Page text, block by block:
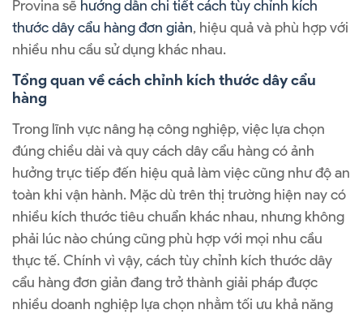
Provina sẽ hướng dẫn chi tiết cách tùy chỉnh kích
thước dây cẩu hàng đơn giản, hiệu quả và phù hợp với
nhiều nhu cầu sử dụng khác nhau.
Tổng quan về cách chỉnh kích thước dây cẩu
hàng
Trong lĩnh vực nâng hạ công nghiệp, việc lựa chọn
đúng chiều dài và quy cách dây cẩu hàng có ảnh
hưởng trực tiếp đến hiệu quả làm việc cũng như độ an
toàn khi vận hành. Mặc dù trên thị trường hiện nay có
nhiều kích thước tiêu chuẩn khác nhau, nhưng không
phải lúc nào chúng cũng phù hợp với mọi nhu cầu
thực tế. Chính vì vậy, cách tùy chỉnh kích thước dây
cẩu hàng đơn giản đang trở thành giải pháp được
nhiều doanh nghiệp lựa chọn nhằm tối ưu khả năng